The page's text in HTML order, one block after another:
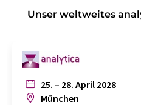
Unser weltweites
25. – 28. April 2028
München